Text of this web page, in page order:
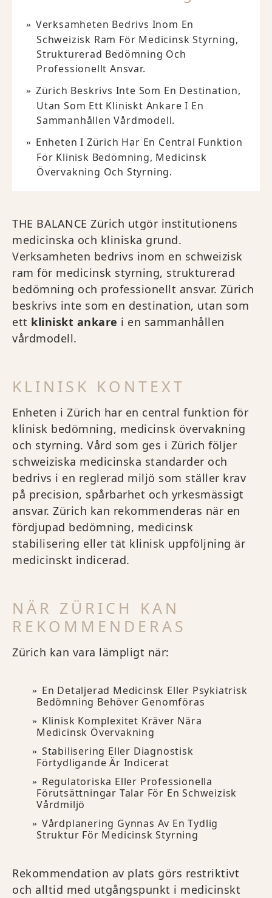
Verksamheten Bedrivs Inom En
Schweizisk Ram För Medicinsk Styrning,
Strukturerad Bedömning Och
Professionellt Ansvar.
Zürich Beskrivs Inte Som En Destination,
Utan Som Ett Kliniskt Ankare I En
Sammanhållen Vårdmodell.
Enheten I Zürich Har En Central Funktion
För Klinisk Bedömning, Medicinsk
Övervakning Och Styrning.
THE BALANCE Zürich utgör institutionens
medicinska och kliniska grund.
Verksamheten bedrivs inom en schweizisk
ram för medicinsk styrning, strukturerad
bedömning och professionellt ansvar. Zürich
beskrivs inte som en destination, utan som
ett kliniskt ankare i en sammanhållen
vårdmodell.
KLINISK KONTEXT
Enheten i Zürich har en central funktion för
klinisk bedömning, medicinsk övervakning
och styrning. Vård som ges i Zürich följer
schweiziska medicinska standarder och
bedrivs i en reglerad miljö som ställer krav
på precision, spårbarhet och yrkesmässigt
ansvar. Zürich kan rekommenderas när en
fördjupad bedömning, medicinsk
stabilisering eller tät klinisk uppföljning är
medicinskt indicerad.
NÄR ZÜRICH KAN
REKOMMENDERAS
Zürich kan vara lämpligt när:
En Detaljerad Medicinsk Eller Psykiatrisk
Bedömning Behöver Genomföras
Klinisk Komplexitet Kräver Nära
Medicinsk Övervakning
Stabilisering Eller Diagnostisk
Förtydligande Är Indicerat
Regulatoriska Eller Professionella
Förutsättningar Talar För En Schweizisk
Vårdmiljö
Vårdplanering Gynnas Av En Tydlig
Struktur För Medicinsk Styrning
Rekommendation av plats görs restriktivt
och alltid med utgångspunkt i medicinskt